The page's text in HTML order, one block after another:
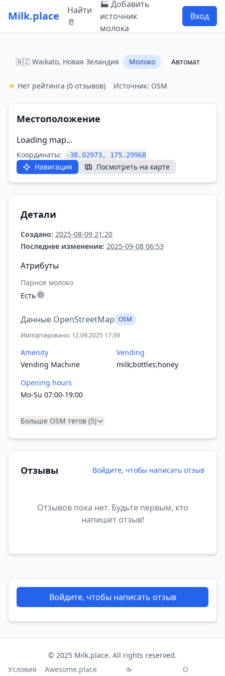
Milk.place
Найти
🥛
🏭 Добавить
источник
молока
Вход
🇳🇿 Waikato, Новая Зеландия Молоко Автомат
★ Нет рейтинга (0 отзывов) Источник: OSM
Местоположение
Loading map...
Координаты: -38.02973, 175.29968
Навигация Посмотреть на карте
Детали
Создано: 2025-08-09 21:20
Последнее изменение: 2025-09-08 06:53
Атрибуты
Парное молоко
Есть
Данные OpenStreetMap OSM
Импортировано: 12.09.2025 17:39
Amenity
Vending Machine
Vending
milk;bottles;honey
Opening hours
Mo-Su 07:00-19:00
Больше OSM тегов (5)
Отзывы Войдите, чтобы написать отзыв
Отзывов пока нет. Будьте первым, кто
напишет отзыв!
Войдите, чтобы написать отзыв
© 2025 Milk.place. All rights reserved.
Условия
Awesome.place
☕
О